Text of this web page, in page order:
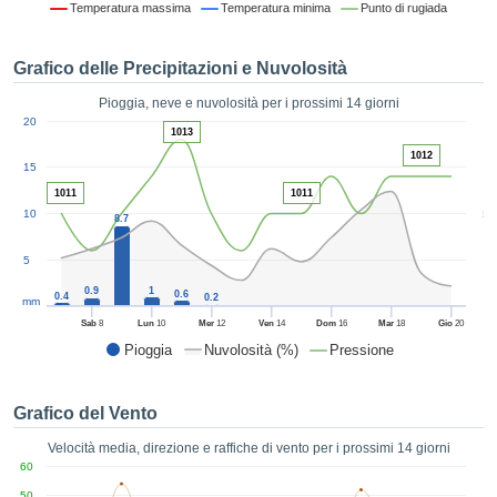
o
di
per
senza
clic sul
CONTINUA
IMPOSTAZIONI
Temperatura massima Temperatura minima Punto di rugiada
Grafico delle Precipitazioni e Nuvolosità
Pioggia, neve e nuvolosità per i prossimi 14 giorni
Pioggia Nuvolosità (%) Pressione
50
Sab8 Lun 10 Mer12 Ven14 Dom16 Mar18 Gio 20
5
10
15
20
mm 0.4 0.9
8.7
1 0.6 0.2
1011
1013
1011
1012
Grafico del Vento
Velocità media, direzione e raffiche di vento per i prossimi 14 giorni
60